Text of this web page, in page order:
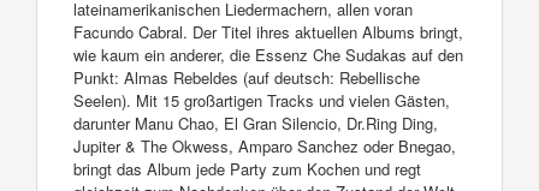
lateinamerikanischen Liedermachern, allen voran
Facundo Cabral. Der Titel ihres aktuellen Albums bringt,
wie kaum ein anderer, die Essenz Che Sudakas auf den
Punkt: Almas Rebeldes (auf deutsch: Rebellische
Seelen). Mit 15 großartigen Tracks und vielen Gästen,
darunter Manu Chao, El Gran Silencio, Dr.Ring Ding,
Jupiter & The Okwess, Amparo Sanchez oder Bnegao,
bringt das Album jede Party zum Kochen und regt